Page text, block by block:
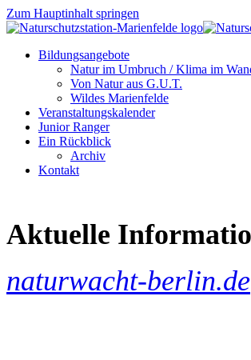
Zum Hauptinhalt springen
Bildungsangebote
Natur im Umbruch / Klima im
Von Natur aus G.U.T.
Wildes Marienfelde
Veranstaltungskalender
Junior Ranger
Ein Rückblick
Archiv
Kontakt
Aktuelle
naturwacht-berlin.de